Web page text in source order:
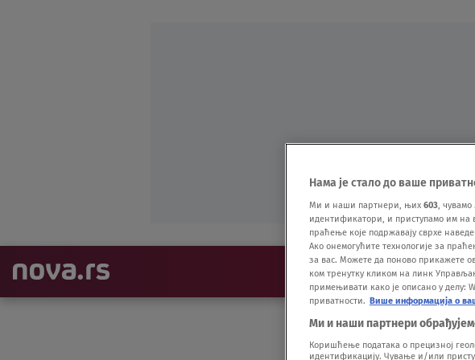
NAJNOVIJE VESTI SHOW
Нама је стало до ваше
Ми и наши партнери, њих 603, чувамо
идентификатори, и приступамо им на
праћење које подржавају сврхе
Ако онемогућите технологије за
за вас. Можете да поново прикажете
ком тренутку кликом на линк
примењивати како је описано у делу:
приватности. Више информација о
Ми и наши партнери
Коришћење података о прецизној
идентификацију. Чување и/или